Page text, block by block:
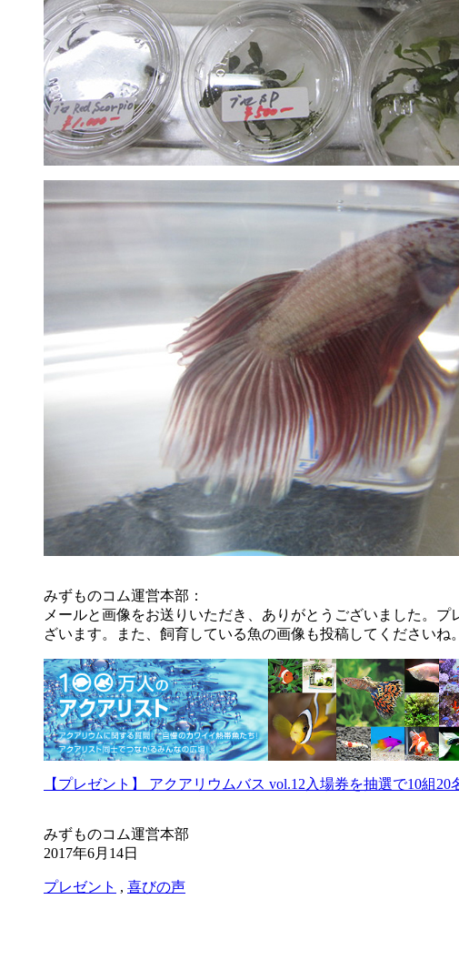
みずものコム運営本部：
メールと画像をお送りいただき、ありがとうございました。
ざいます。また、飼育している魚の画像も投稿してくださいね
【プレゼント】 アクアリウムバス vol.12入場券を抽選で10組20
みずものコム運営本部
2017年6月14日
プレゼント , 喜びの声